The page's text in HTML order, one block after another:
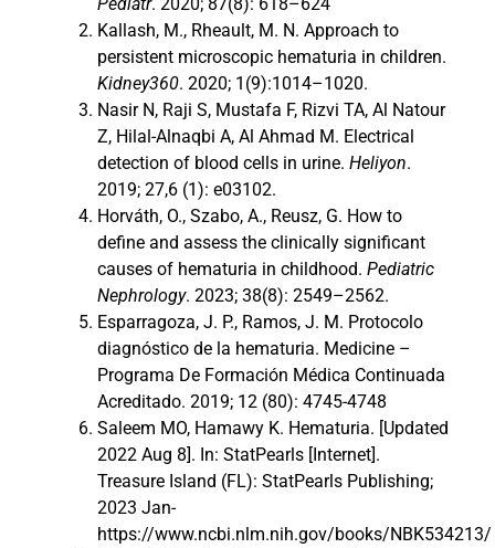
Pediatr. 2020; 87(8): 618–624
Kallash, M., Rheault, M. N. Approach to
persistent microscopic hematuria in children.
Kidney360. 2020; 1(9):1014–1020.
Nasir N, Raji S, Mustafa F, Rizvi TA, Al Natour
Z, Hilal-Alnaqbi A, Al Ahmad M. Electrical
detection of blood cells in urine. Heliyon.
2019; 27,6 (1): e03102.
Horváth, O., Szabo, A., Reusz, G. How to
define and assess the clinically significant
causes of hematuria in childhood. Pediatric
Nephrology. 2023; 38(8): 2549–2562.
Esparragoza, J. P., Ramos, J. M. Protocolo
diagnóstico de la hematuria. Medicine –
Programa De Formación Médica Continuada
Acreditado. 2019; 12 (80): 4745-4748
Saleem MO, Hamawy K. Hematuria. [Updated
2022 Aug 8]. In: StatPearls [Internet].
Treasure Island (FL): StatPearls Publishing;
2023 Jan-
https://www.ncbi.nlm.nih.gov/books/NBK534213/